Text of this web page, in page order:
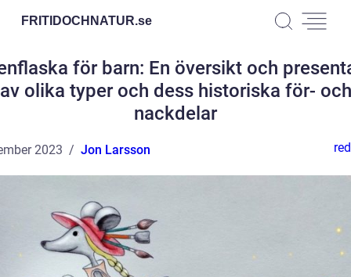
FRITIDOCHNATUR.se
för barn: En översikt och
av olika typer och dess historiska för- och
nackdelar
2023 Jon Larsson